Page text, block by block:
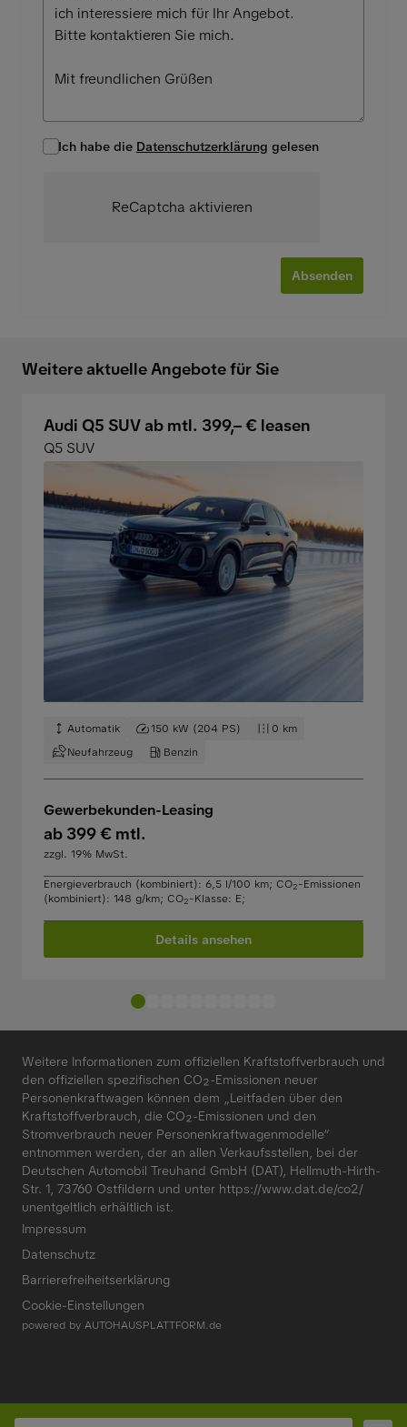
Ich habe die Datenschutzerklärung gelesen
ReCaptcha aktivieren
Absenden
Weitere aktuelle Angebote für Sie
Audi Q5 SUV ab mtl. 399,– € leasen
Q5 SUV
Automatik 150 kW (204 PS)
0 km
Neufahrzeug
Benzin
Gewerbekunden-Leasing
ab 399 € mtl.
zzgl. 19% MwSt.
Energieverbrauch (kombiniert): 6,5 l/100 km; CO2-Emissionen
(kombiniert): 148 g/km; CO2-Klasse: E;
Details ansehen
Impressum
Datenschutz
Barrierefreiheitserklärung
Cookie-Einstellungen
Weitere Informationen zum offiziellen Kraftstoffverbrauch und
den offiziellen spezifischen CO₂-Emissionen neuer
Personenkraftwagen können dem „Leitfaden über den
Kraftstoffverbrauch, die CO₂-Emissionen und den
Stromverbrauch neuer Personenkraftwagenmodelle“
entnommen werden, der an allen Verkaufsstellen, bei der
Deutschen Automobil Treuhand GmbH (DAT), Hellmuth-Hirth-
Str. 1, 73760 Ostfildern und unter https://www.dat.de/co2/
unentgeltlich erhältlich ist.
powered by AUTOHAUSPLATTFORM.de